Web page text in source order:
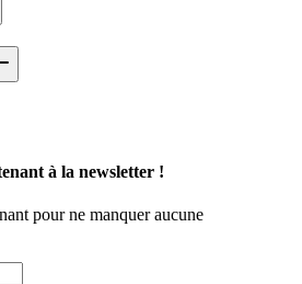
à la newsletter !
pour ne manquer aucune